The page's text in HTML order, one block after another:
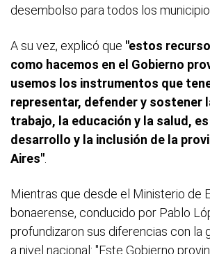
desembolso para todos los
A su vez, explicó que "estos
como hacemos en el Gobierno
usemos los instrumentos que
representar, defender y sostener
trabajo, la educación y la salud, es
desarrollo y la inclusión de la
Aires".
Mientras que desde el Ministerio de
bonaerense, conducido por Pablo
profundizaron sus diferencias con la
a nivel nacional: "Este Gobierno